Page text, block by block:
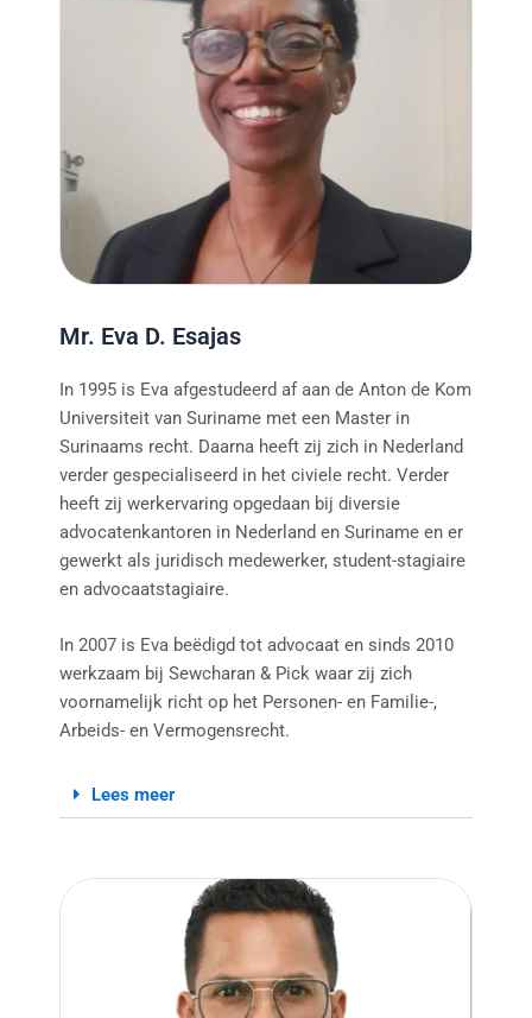
Mr. Eva D. Esajas
In 1995 is Eva afgestudeerd af aan de Anton de Kom
Universiteit van Suriname met een Master in
Surinaams recht. Daarna heeft zij zich in Nederland
verder gespecialiseerd in het civiele recht. Verder
heeft zij werkervaring opgedaan bij diversie
advocatenkantoren in Nederland en Suriname en er
gewerkt als juridisch medewerker, student-stagiaire
en advocaatstagiaire.
In 2007 is Eva beëdigd tot advocaat en sinds 2010
werkzaam bij Sewcharan & Pick waar zij zich
voornamelijk richt op het Personen- en Familie-,
Arbeids- en Vermogensrecht.
Lees meer